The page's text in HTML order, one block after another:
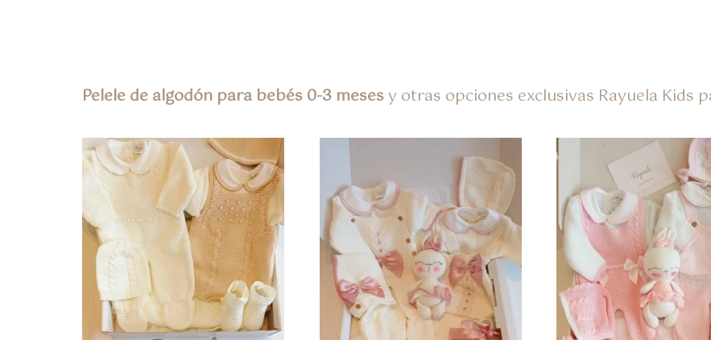
Pelele de algodón para bebés 0-3 mesesy otras opciones exclusivas Rayuela Kids